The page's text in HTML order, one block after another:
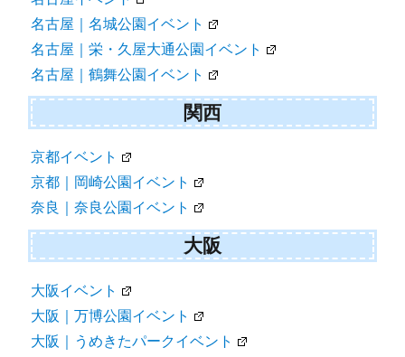
名古屋｜名城公園イベント
名古屋｜栄・久屋大通公園イベント
名古屋｜鶴舞公園イベント
関西
京都イベント
京都｜岡崎公園イベント
奈良｜奈良公園イベント
大阪
大阪イベント
大阪｜万博公園イベント
大阪｜うめきたパークイベント